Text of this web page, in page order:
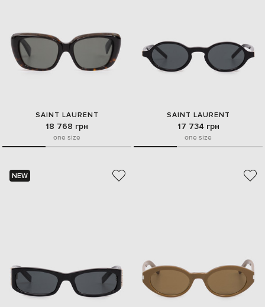
SAINT LAURENT
18 768 грн
one size
SAINT LAURENT
17 734 грн
one size
NEW